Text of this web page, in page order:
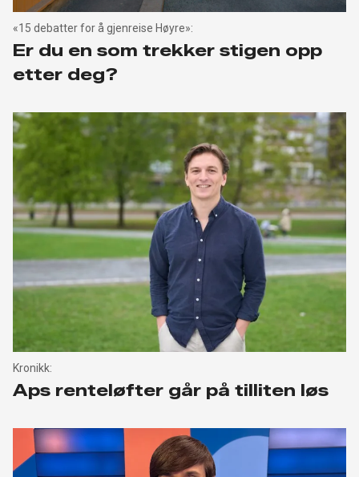
«15 debatter for å gjenreise Høyre»:
Er du en som trekker stigen opp
etter deg?
Kronikk:
Aps renteløfter går på tilliten løs